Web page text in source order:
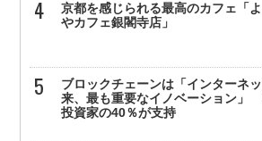
京都を感じられる最高のカフェ「
やカフェ銀閣寺店」
ブロックチェーンは「インターネ
来、最も重要なイノベーション」
投資家の40％が支持